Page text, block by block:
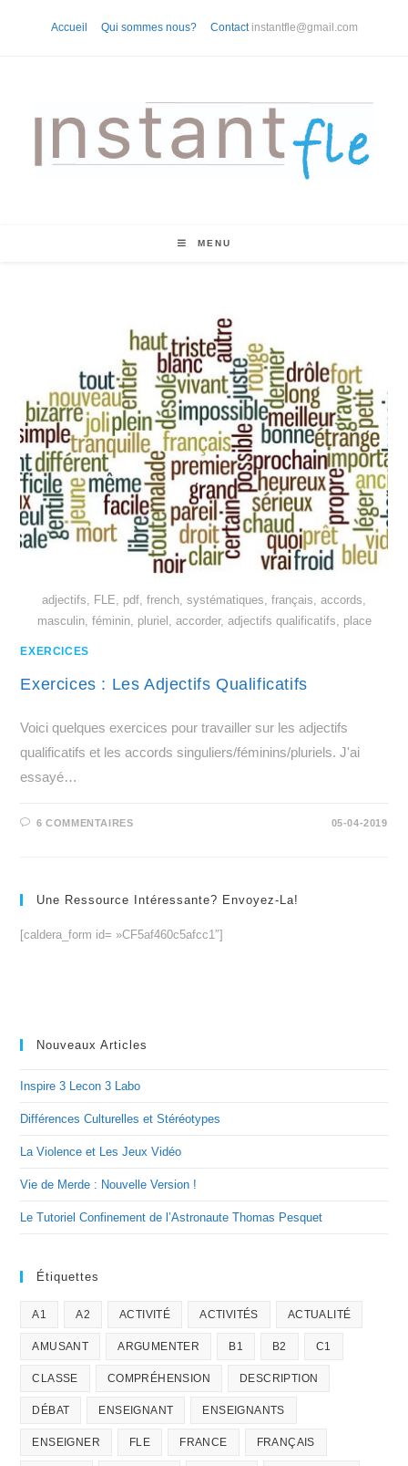
Accueil Qui sommes nous? Contact instantfle@gmail.com
MENU
adjectifs, FLE, pdf, french, systématiques, français, accords,
masculin, féminin, pluriel, accorder, adjectifs qualificatifs, place
EXERCICES
Exercices : Les Adjectifs Qualificatifs
Voici quelques exercices pour travailler sur les adjectifs
qualificatifs et les accords singuliers/féminins/pluriels. J'ai
essayé…
6 COMMENTAIRES 05-04-2019
Une Ressource Intéressante? Envoyez-La!
[caldera_form id= »CF5af460c5afcc1″]
Nouveaux Articles
Inspire 3 Lecon 3 Labo
Différences Culturelles et Stéréotypes
La Violence et Les Jeux Vidéo
Vie de Merde : Nouvelle Version !
Le Tutoriel Confinement de l’Astronaute Thomas Pesquet
Étiquettes
A1 A2 ACTIVITÉ ACTIVITÉS ACTUALITÉ
AMUSANT ARGUMENTER B1 B2 C1
CLASSE COMPRÉHENSION DESCRIPTION
DÉBAT ENSEIGNANT ENSEIGNANTS
ENSEIGNER FLE FRANCE FRANÇAIS